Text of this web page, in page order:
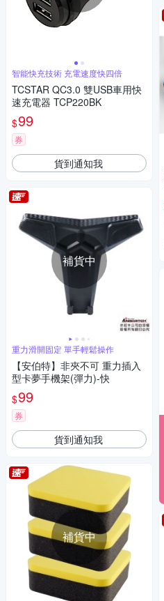
智能快充技術 充電速度快四倍
TCSTAR QC3.0 雙USB車用快
速充電器 TCP220BK
$99
券
貨到通知我
補貨中
重力滑開固定 單手輕鬆操作
【安伯特】非夾不可 重力插入
型卡夢手機架(彈力)-快
$99
券
貨到通知我
補貨中